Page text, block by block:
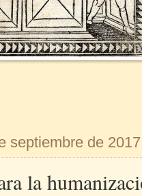
septiembre de 2017
la